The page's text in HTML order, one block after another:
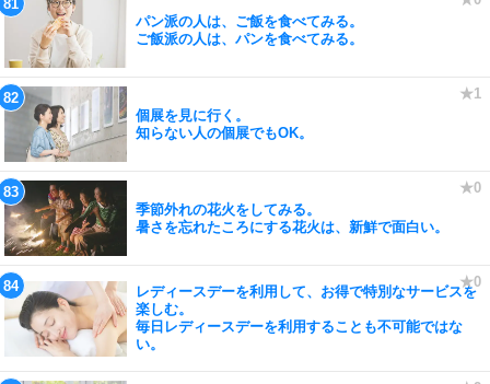
パン派の人は、ご飯を食べてみる。
ご飯派の人は、パンを食べてみる。
個展を見に行く。
知らない人の個展でもOK。
季節外れの花火をしてみる。
暑さを忘れたころにする花火は、新鮮で面白い。
レディースデーを利用して、お得で特別なサービスを
楽しむ。
毎日レディースデーを利用することも不可能ではな
い。